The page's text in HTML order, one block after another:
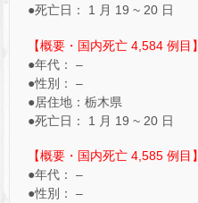
●死亡日： 1 月 19 ~ 20 日
【概要・国内死亡 4,584 例目】
●年代： –
●性別： –
●居住地：栃木県
●死亡日： 1 月 19 ~ 20 日
【概要・国内死亡 4,585 例目】
●年代： –
●性別： –